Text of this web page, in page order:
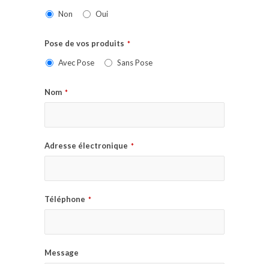
Non Oui
Pose de vos produits *
Avec Pose Sans Pose
Nom *
Adresse électronique *
Téléphone *
Message